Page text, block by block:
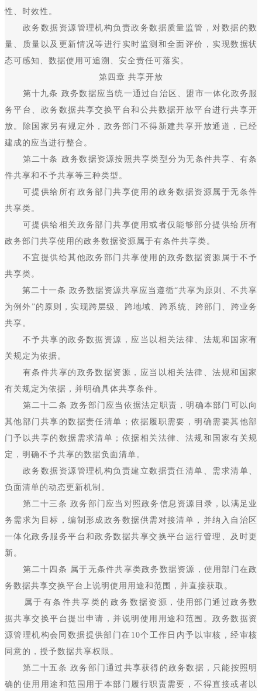
性、时效性。
政务数据资源管理机构负责政务数据质量监管，对数据的数
量、质量以及更新情况等进行实时监测和全面评价，实现数据状
态可感知、数据使用可追溯、安全责任可落实。
第四章 共享开放
第十九条 政务数据应当统一通过自治区、盟市一体化政务服
务平台、政务数据共享交换平台和公共数据开放平台进行共享开
放。除国家另有规定外，政务部门不得新建共享开放通道，已经
建成的应当进行整合。
第二十条 政务数据资源按照共享类型分为无条件共享、有条
件共享和不予共享等三种类型。
可提供给所有政务部门共享使用的政务数据资源属于无条件
共享类。
可提供给相关政务部门共享使用或者仅能够部分提供给所有
政务部门共享使用的政务数据资源属于有条件共享类。
不宜提供给其他政务部门共享使用的政务数据资源属于不予
共享类。
第二十一条 政务数据资源共享应当遵循“共享为原则、不共享
为例外”的原则，实现跨层级、跨地域、跨系统、跨部门、跨业务
共享。
不予共享的政务数据资源，应当以相关法律、法规和国家有
关规定为依据。
有条件共享的政务数据资源，应当以相关法律、法规和国家
有关规定为依据，并明确具体共享条件。
第二十二条 政务部门应当依据法定职责，明确本部门可以向
其他部门共享的数据责任清单；依据履职需要，明确需要其他部
门予以共享的数据需求清单；依据相关法律、法规和国家有关规
定，明确不予共享的数据负面清单。
政务数据资源管理机构负责建立数据责任清单、需求清单、
负面清单的动态更新机制。
第二十三条 政务部门应当对照政务信息资源目录，以满足业
务需求为目标，编制形成政务数据供需对接清单，并纳入自治区
一体化政务服务平台和政务数据共享交换平台运行管理、及时更
新。
第二十四条 属于无条件共享类政务数据资源，使用部门在政
务数据共享交换平台上说明使用用途和范围，并直接获取。
属于有条件共享类的政务数据资源，使用部门通过政务数
据共享交换平台提出申请，并说明使用用途和范围。政务数据资
源管理机构会同数据提供部门在10个工作日内予以审核，经审核
同意的，授予数据共享权限。
第二十五条 政务部门通过共享获得的政务数据，只能按照明
确的使用用途和范围用于本部门履行职责需要，不得直接或者以